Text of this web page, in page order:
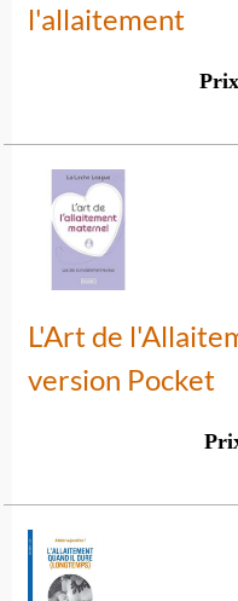
l'allaitement
L'Art de
version Pocket